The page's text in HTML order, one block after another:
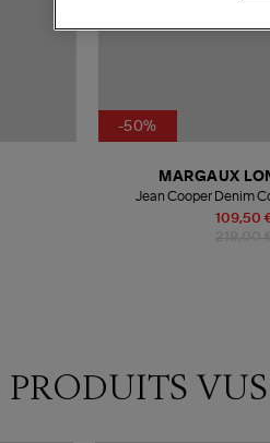
-50%
109,50
MARGAUX
Jean Cooper Denim
VUS